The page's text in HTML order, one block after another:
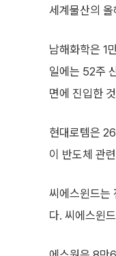
세계물산의
남해화학은 1
일에는 52주
면에 진입한
현대로템은
이 반도체 관
씨에스윈드는
다. 씨에스윈